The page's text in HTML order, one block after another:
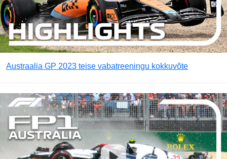
Austraalia GP 2023 teise vabatreeningu kokkuvõte